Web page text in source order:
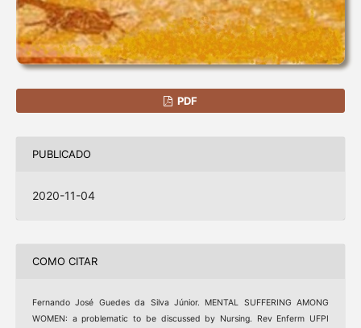
PDF
PUBLICADO
2020-11-04
COMO CITAR
Fernando José Guedes da Silva Júnior. MENTAL SUFFERING AMONG
WOMEN: a problematic to be discussed by Nursing. Rev Enferm UFPI